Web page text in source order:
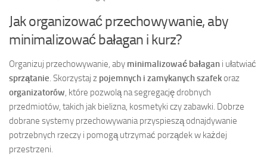
Jak organizować przechowywanie, aby
minimalizować bałagan i kurz?
Organizuj przechowywanie, aby minimalizować bałagan i ułatwiać
sprzątanie . Skorzystaj z pojemnych i zamykanych szafekoraz
organizatorów , które pozwolą na segregację drobnych
przedmiotów, takich jak bielizna, kosmetyki czy zabawki. Dobrze
dobrane systemy przechowywania przyspieszą odnajdywanie
potrzebnych rzeczy i pomogą utrzymać porządek w każdej
przestrzeni.